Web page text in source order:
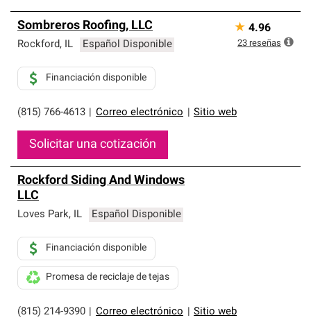
Sombreros Roofing, LLC
Rockford, IL Español Disponible
(815) 766-4613 Correo electrónico Sitio web
Financiación disponible
Solicitar una cotización
★ 4.96
23 reseñas
Rockford Siding And Windows
LLC
Loves Park, IL Español Disponible
(815) 214-9390 Correo electrónico Sitio web
Financiación disponible
Promesa de reciclaje de tejas